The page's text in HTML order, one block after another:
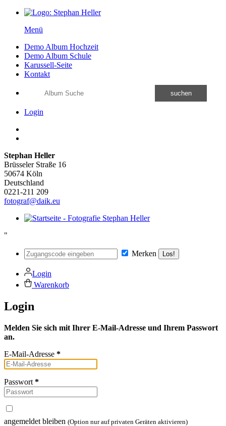
Menü
Demo Album Hochzeit
Demo Album Schule
Karussell-Seite
Kontakt
suchen
Login
Stephan Heller
Brüsseler Straße 16
50674 Köln
Deutschland
0221-211 209
fotograf@daik.eu
"
Merken Los!
Login
Warenkorb
Login
Melden Sie sich mit Ihrer E-Mail-Adresse und Ihrem Passwort
an.
E-Mail-Adresse *
Passwort *
angemeldet bleiben (Option nur auf privaten Geräten aktivieren)